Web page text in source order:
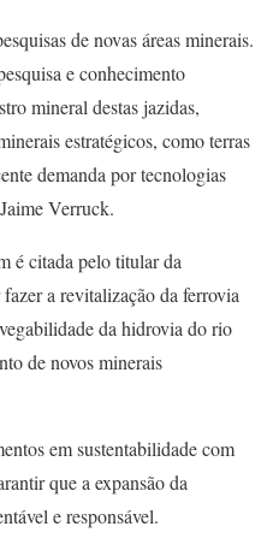
de novas áreas minerais.
e conhecimento
mineral destas jazidas,
estratégicos, como terras
demanda por tecnologias
Verruck.
é citada pelo titular da
a revitalização da ferrovia
da hidrovia do rio
de novos minerais
em sustentabilidade com
que a expansão da
e responsável.